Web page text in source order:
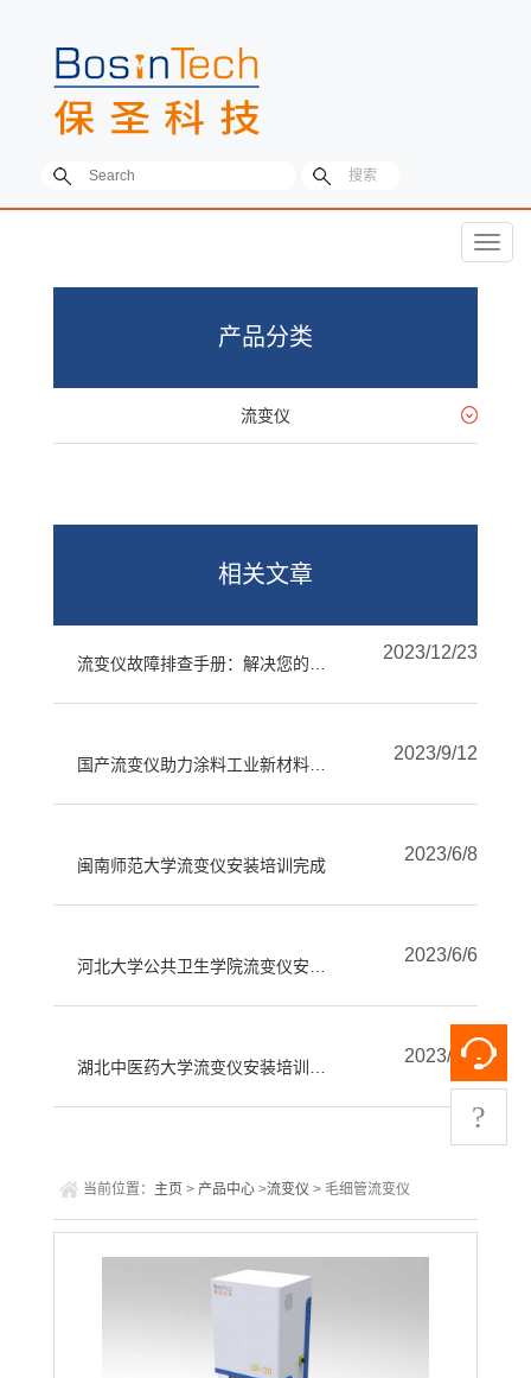
菜
产品分类
流变仪
相关文章
2023/12/23
2023/9/12
闽南师范大学流变仪安装培训完成
2023/6/8
2023/6/6
2023/6/2
当前位置： 主页 > 产品中心 >流变仪 > 毛细管流变仪
?